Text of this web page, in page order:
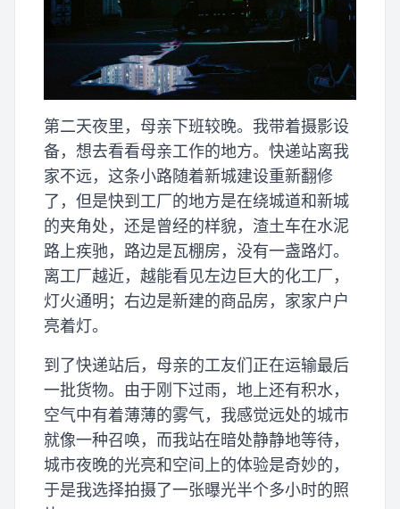
第二天夜里，母亲下班较晚。我带着摄影设
备，想去看看母亲工作的地方。快递站离我
家不远，这条小路随着新城建设重新翻修
了，但是快到工厂的地方是在绕城道和新城
的夹角处，还是曾经的样貌，渣土车在水泥
路上疾驰，路边是瓦棚房，没有一盏路灯。
离工厂越近，越能看见左边巨大的化工厂，
灯火通明；右边是新建的商品房，家家户户
亮着灯。
到了快递站后，母亲的工友们正在运输最后
一批货物。由于刚下过雨，地上还有积水，
空气中有着薄薄的雾气，我感觉远处的城市
就像一种召唤，而我站在暗处静静地等待，
城市夜晚的光亮和空间上的体验是奇妙的，
于是我选择拍摄了一张曝光半个多小时的照